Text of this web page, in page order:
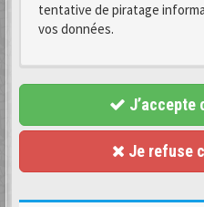
tentative de piratage
vos données.
J’accepte
Je refuse